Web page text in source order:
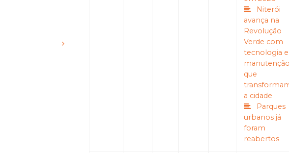
Niterói
avança na
Revolução
Verde com
tecnologia e
que
a cidade
Parques
urbanos já
foram
reabertos